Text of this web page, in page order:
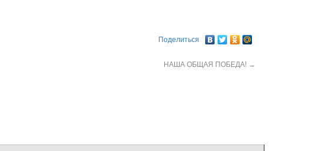
Поделиться
НАША ОБЩАЯ ПОБЕДА! →